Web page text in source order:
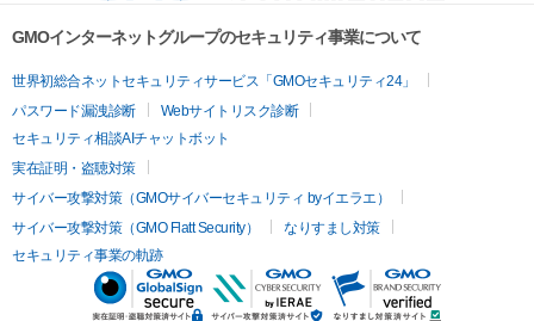
GMOインターネットグループのセキュリティ事業について
世界初総合ネットセキュリティサービス「GMOセキュリティ24」
パスワード漏洩診断
Webサイトリスク診断
セキュリティ相談AIチャットボット
実在証明・盗聴対策
サイバー攻撃対策（GMOサイバーセキュリティ byイエラエ）
サイバー攻撃対策（GMO Flatt Security）
なりすまし対策
セキュリティ事業の軌跡